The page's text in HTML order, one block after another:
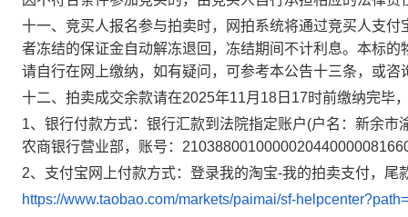
十一、 竞买人报名参与拍卖时，网拍系统将通过竞买人支付
者冻结的保证金自动解冻退回 ，冻结期间不计利息。本标的
请自行在网上缴纳，如有疑问，可参考本公告十三条，或咨
十二、拍卖成交余款请在2025年11月 18 日 17时前缴纳完毕
1、银行付款方式：银行汇款到法院指定账户(户名： 新余市
农商银行营业部，账号： 21038800100000204400000
2、支付宝网上付款方式：登录我的淘宝-我的拍卖支付， 尾
https://www.taobao.com/markets/paimai/sf-